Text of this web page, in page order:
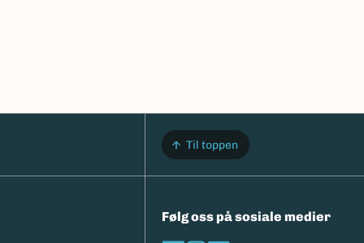
Til toppen
Følg oss på sosiale medier